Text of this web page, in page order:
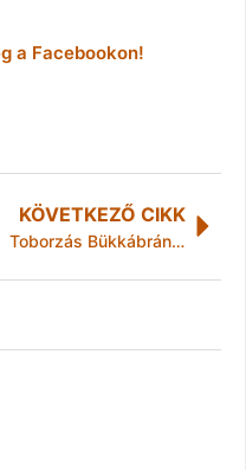
a Facebookon!
KÖVETKEZŐ CIKK
Toborzás Bükkábrányban és Lillafüreden